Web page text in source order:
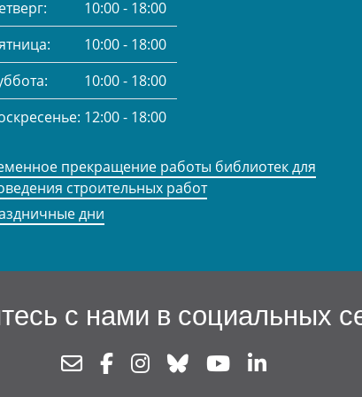
10:00 - 18:00
10:00 - 18:00
10:00 - 18:00
12:00 - 18:00
прекращение работы библиотек для
строительных работ
дни
с нами в социальных
NewsletterFacebookInstagram
Bluesky Youtube